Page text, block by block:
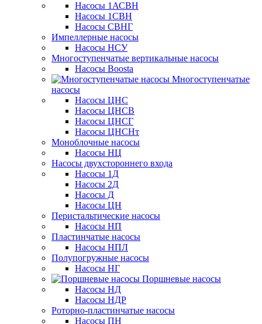
Насосы 1АСВН
Насосы 1СВН
Насосы СВНГ
Импеллерные насосы
Насосы НСУ
Многоступенчатые вертикальные насосы
Насосы Boosta
Многоступенчатые
насосы
Насосы ЦНС
Насосы ЦНСВ
Насосы ЦНСГ
Насосы ЦНСНт
Моноблочные насосы
Насосы НЦ
Насосы двухстороннего входа
Насосы 1Д
Насосы 2Д
Насосы Д
Насосы ЦН
Перистальтические насосы
Насосы НП
Пластинчатые насосы
Насосы НПЛ
Полупогружные насосы
Насосы НГ
Поршневые насосы
Насосы НД
Насосы НДР
Роторно-пластинчатые насосы
Насосы ПН